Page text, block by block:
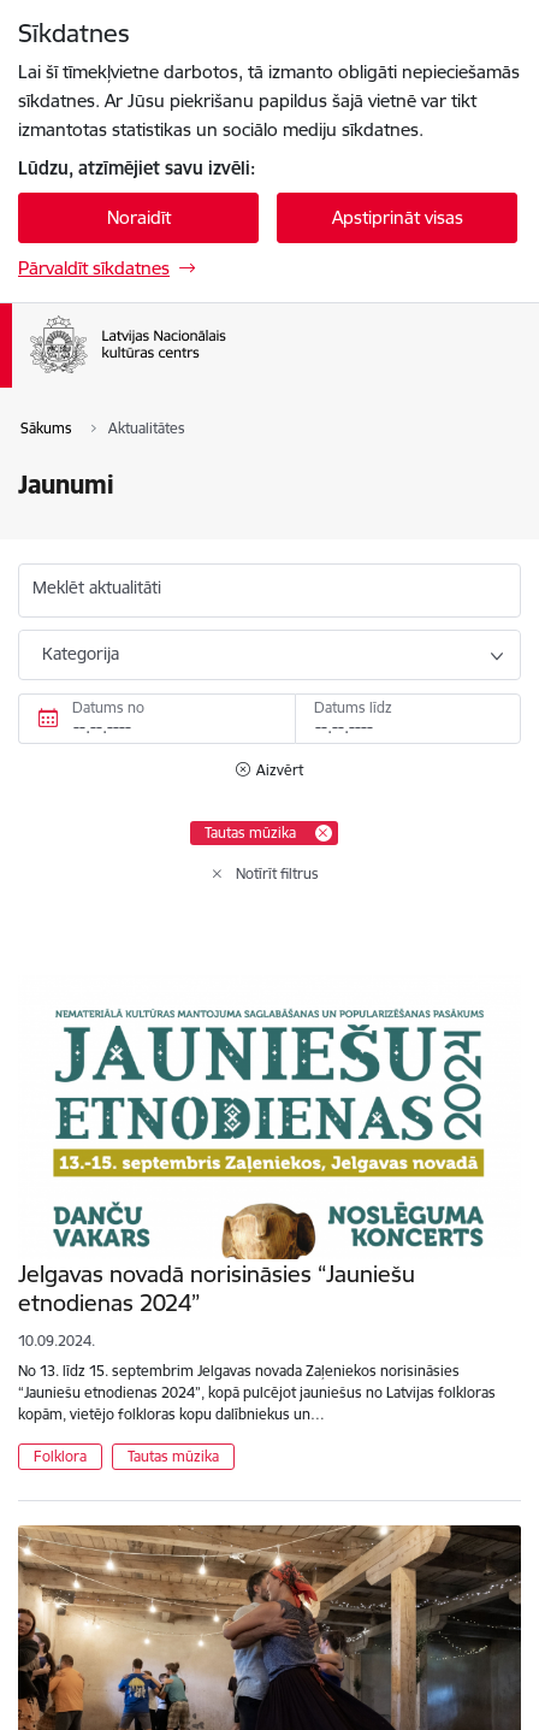
Sīkdatnes
Lai šī tīmekļvietne darbotos, tā izmanto obligāti nepieciešamās
sīkdatnes. Ar Jūsu piekrišanu papildus šajā vietnē var tikt
izmantotas statistikas un sociālo mediju sīkdatnes.
Lūdzu, atzīmējiet savu izvēli:
Noraidīt Apstiprināt visas
Pārvaldīt sīkdatnes
Sākums Aktualitātes
Jaunumi
Meklēt aktualitāti
Kategorija
Datums no Datums līdz
Aizvērt
Tautas mūzika
Notīrīt filtrus
Jelgavas novadā norisināsies “Jauniešu
etnodienas 2024”
10.09.2024.
No 13. līdz 15. septembrim Jelgavas novada Zaļeniekos norisināsies
“Jauniešu etnodienas 2024”, kopā pulcējot jauniešus no Latvijas folkloras
kopām, vietējo folkloras kopu dalībniekus un…
Folklora Tautas mūzika